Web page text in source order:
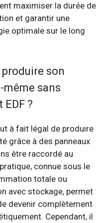
maximiser la durée de
et garantir une
optimale sur le long
son
sans
?
à fait légal de produire
grâce à des panneaux
être raccordé au
connue sous le
totale ou
avec stockage, permet
devenir complètement
Cependant, il